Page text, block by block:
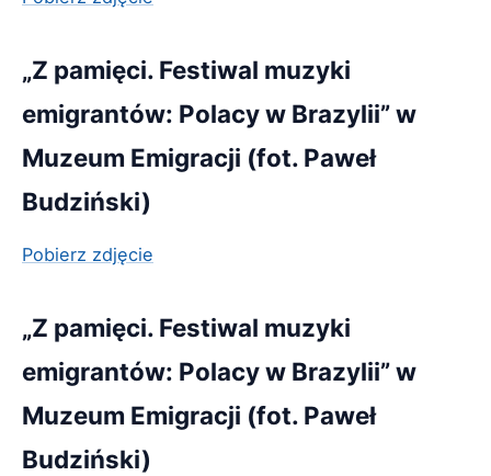
„Z pamięci. Festiwal muzyki
emigrantów: Polacy w Brazylii” w
Muzeum Emigracji (fot. Paweł
Budziński)
Pobierz zdjęcie
„Z pamięci. Festiwal muzyki
emigrantów: Polacy w Brazylii” w
Muzeum Emigracji (fot. Paweł
Budziński)